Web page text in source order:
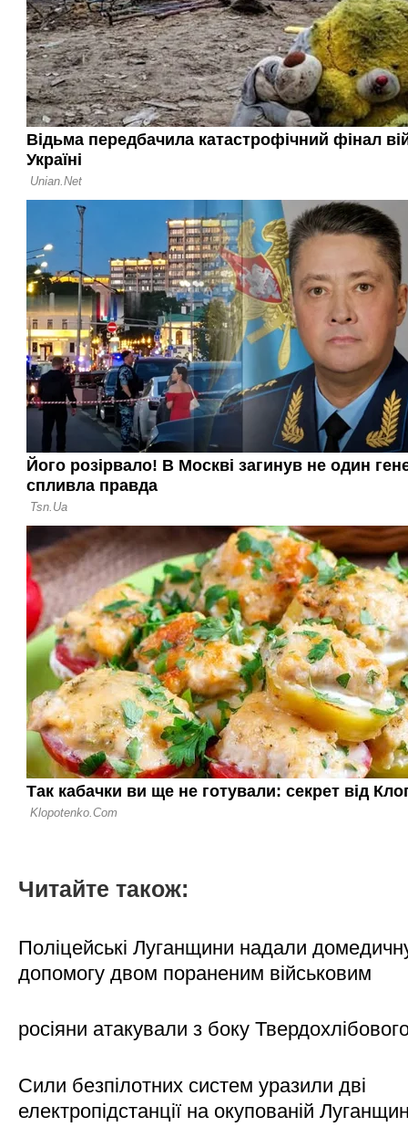
Читайте також:
Поліцейські Луганщини надали
допомогу двом пораненим військовим
росіяни атакували з боку
Сили безпілотних систем уразили дві
електропідстанції на окупованій